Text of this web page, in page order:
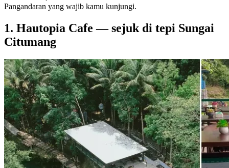
Pangandaran yang wajib kamu kunjungi.
1. Hautopia Cafe — sejuk di tepi Sungai
Citumang